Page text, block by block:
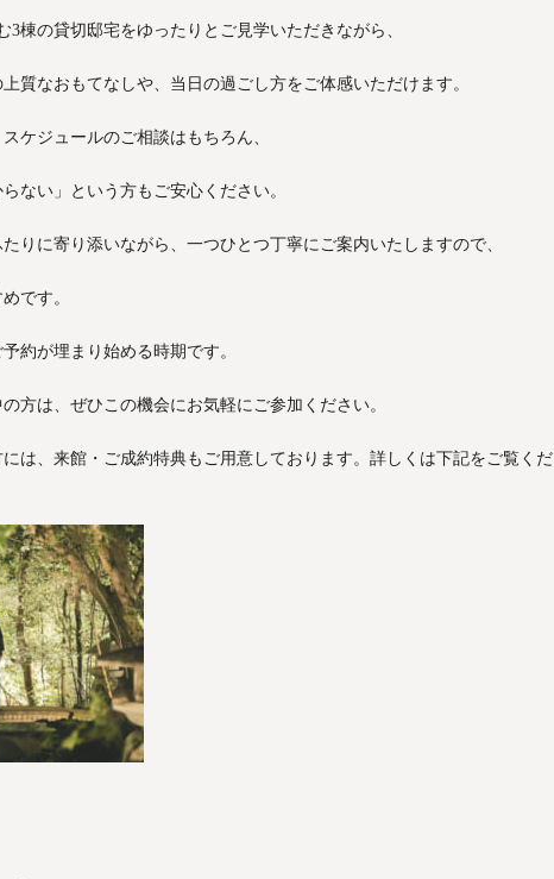
3棟の貸切邸宅をゆったりとご見学いただきながら、
質なおもてなしや、当日の過ごし方をご体感いただけます。
ケジュールのご相談はもちろん、
ない」という方もご安心ください。
りに寄り添いながら、一つひとつ丁寧にご案内いたしますので、
です。
約が埋まり始める時期です。
方は、ぜひこの機会にお気軽にご参加ください。
は、来館・ご成約特典もご用意しております。詳しくは下記をご覧くだ